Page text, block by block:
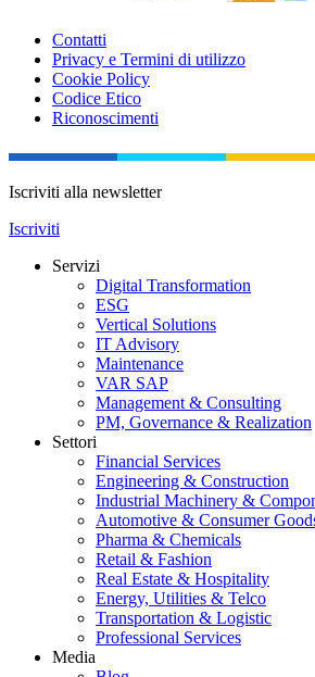
Contatti
Privacy e Termini di utilizzo
Cookie Policy
Codice Etico
Riconoscimenti
Iscriviti alla newsletter
Iscriviti
Servizi
Digital Transformation
ESG
Vertical Solutions
IT Advisory
Maintenance
VAR SAP
Management & Consulting
PM, Governance & Realization
Settori
Financial Services
Engineering & Construction
Industrial Machinery &
Automotive & Consumer
Pharma & Chemicals
Retail & Fashion
Real Estate & Hospitality
Energy, Utilities & Telco
Transportation & Logistic
Professional Services
Media